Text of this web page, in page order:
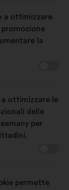
a ottimizzare
promozione
la
a ottimizzare le
delle
per
permette